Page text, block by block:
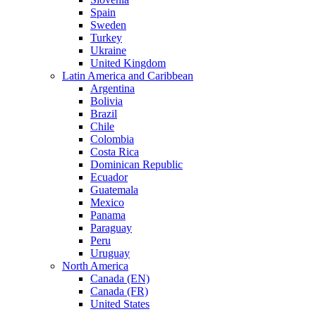
Spain
Sweden
Turkey
Ukraine
United Kingdom
Latin America and Caribbean
Argentina
Bolivia
Brazil
Chile
Colombia
Costa Rica
Dominican Republic
Ecuador
Guatemala
Mexico
Panama
Paraguay
Peru
Uruguay
North America
Canada (EN)
Canada (FR)
United States